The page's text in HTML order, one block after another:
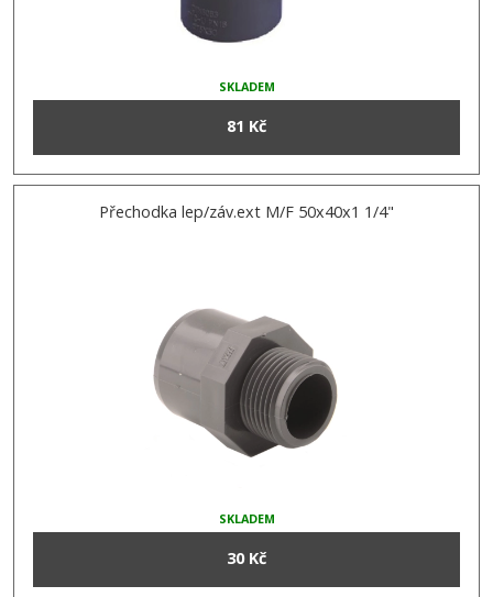
SKLADEM
81 Kč
Přechodka lep/záv.ext M/F 50x40x1 1/4"
SKLADEM
30 Kč